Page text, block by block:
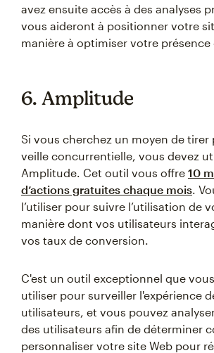
avez ensuite accès à des analyses
vous aideront à positionner votre
manière à optimiser votre présence
6. Amplitude
Si vous cherchez un moyen de tirer
veille concurrentielle, vous devez
Amplitude. Cet outil vous offre 10
d’actions gratuites chaque mois.
l’utiliser pour suivre l’utilisation de
manière dont vos utilisateurs
vos taux de conversion.
C'est un outil exceptionnel que
utiliser pour surveiller l'expérience
utilisateurs, et vous pouvez
des utilisateurs afin de déterminer
personnaliser votre site Web pour